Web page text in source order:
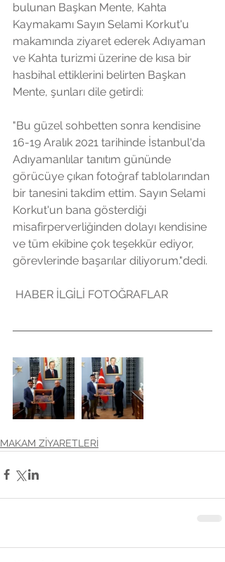
bulunan Başkan Mente, Kahta
Kaymakamı Sayın Selami Korkut'u
makamında ziyaret ederek Adıyaman
ve Kahta turizmi üzerine de kısa bir
hasbihal ettiklerini belirten Başkan
Mente, şunları dile getirdi:
"Bu güzel sohbetten sonra kendisine
16-19 Aralık 2021 tarihinde İstanbul'da
Adıyamanlılar tanıtım gününde
görücüye çıkan fotoğraf tablolarından
bir tanesini takdim ettim. Sayın Selami
Korkut'un bana gösterdiği
misafirperverliğinden dolayı kendisine
ve tüm ekibine çok teşekkür ediyor,
görevlerinde başarılar diliyorum."dedi.
HABER İLGİLİ FOTOĞRAFLAR
MAKAM ZİYARETLERİ